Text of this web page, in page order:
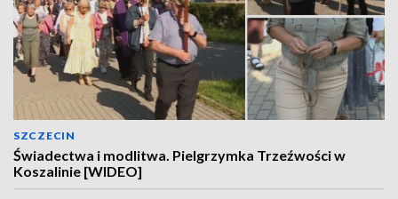
SZCZECIN
Świadectwa i modlitwa. Pielgrzymka Trzeźwości w
Koszalinie [WIDEO]